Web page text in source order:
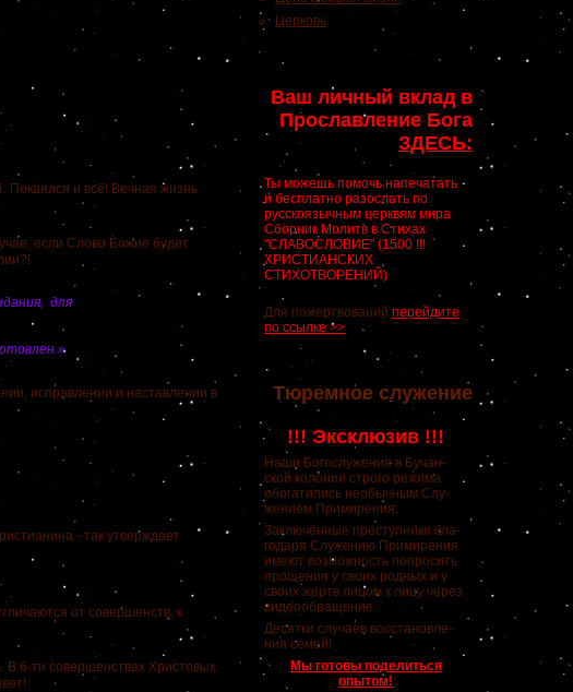
Покаялся и всё! Вечная жизнь
если Слово Божие будет
для
исправлении и наставлении в
- так утверждает
от совершенств, к
6-ти совершенствах Христовых.
Церковь
Ваш личный вклад в
Прославление Бога
ЗДЕСЬ:
Ты можешь помочь напечатать
и бесплатно разослать по
русскоязычным церквям мира
Сборник Молитв в Стихах
"СЛАВОСЛОВИЕ" (1500 !!!
ХРИСТИАНСКИХ
СТИХОТВОРЕНИЙ)
Для пожертвований перейдите
по ссылке >>
Тюремное служение
!!! Эксклюзив !!!
Наши Богослужения в Бучан-
ской колонии строго режима
обогатились необычным Слу-
жением Примирения.
Заключённые преступники бла-
годаря Служению Примирения
имеют возможность попросить
прощения у своих родных и у
своих жертв лицом к лицу через
видеообращение.
Десятки случаев восстановле-
ния семей!
Мы готовы поделиться
опытом!